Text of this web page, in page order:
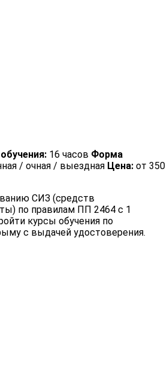
16 часов Форма
/ очная / выездная Цена: от 350
СИЗ (средств
по правилам ПП 2464 с 1
курсы обучения по
с выдачей удостоверения.